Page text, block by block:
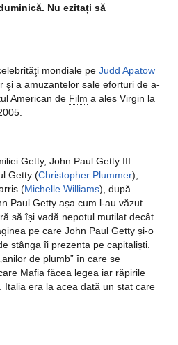
Nu ezitați să
mondiale pe Judd Apatow
şi a amuzantelor sale eforturi de a-
American de Film a ales Virgin la
Getty, John Paul Getty III.
Getty (Christopher Plummer),
(Michelle Williams), după
Paul Getty așa cum l-au văzut
să își vadă nepotul mutilat decât
pe care John Paul Getty și-o
stânga îi prezenta pe capitaliști.
de plumb” în care se
Mafia făcea legea iar răpirile
era la acea dată un stat care